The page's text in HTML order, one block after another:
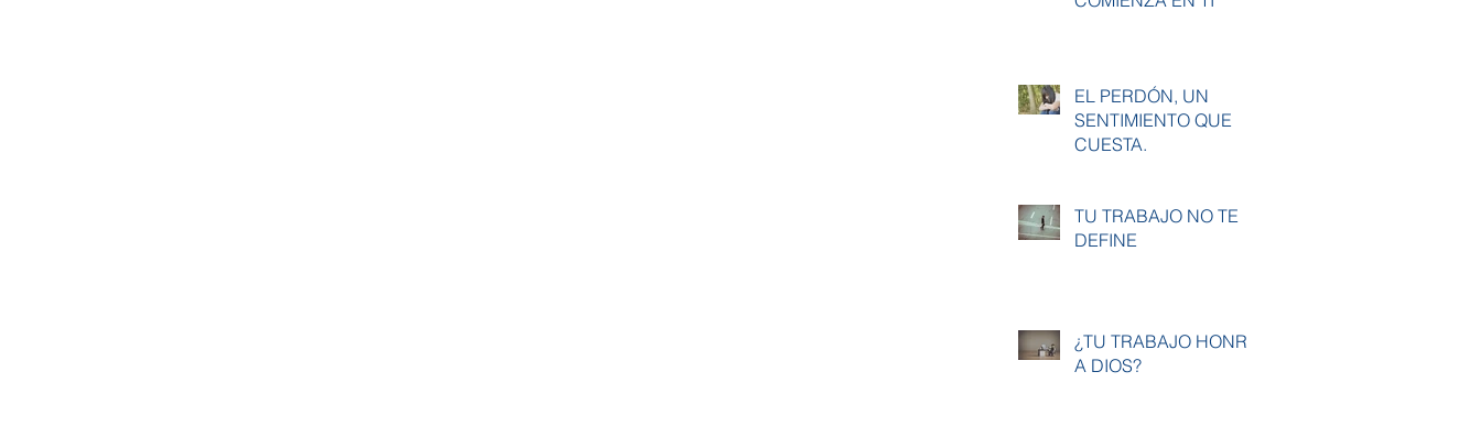
EL PERDÓN, UN
SENTIMIENTO QUE
CUESTA.
TU TRABAJO NO TE
DEFINE
¿TU TRABAJO HONRA
A DIOS?